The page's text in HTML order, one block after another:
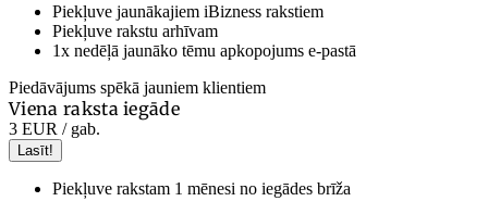
Piekļuve jaunākajiem iBizness rakstiem
Piekļuve rakstu arhīvam
1x nedēļā jaunāko tēmu apkopojums e-pastā
Piedāvājums spēkā jauniem klientiem
Viena raksta iegāde
3 EUR / gab.
Lasīt!
Piekļuve rakstam 1 mēnesi no iegādes brīža